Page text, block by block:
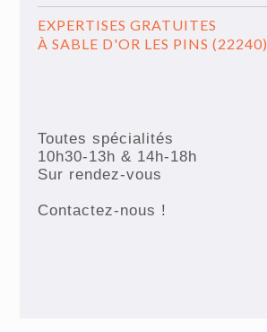
EXPERTISES GRATUITES
À SABLE D'OR LES PINS (22240)
Toutes spécialités
10h30-13h & 14h-18h
Sur rendez-vous
Contactez-nous !